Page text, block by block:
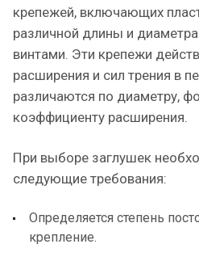
крепежей, включающих
различной длины и
винтами. Эти крепежи
расширения и сил трения в
различаются по диаметру,
коэффициенту расширения.
При выборе заглушек
следующие требования:
Определяется степень
крепление.